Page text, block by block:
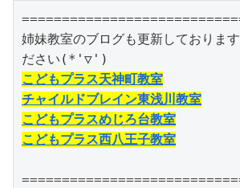
姉妹教室のブログも更新しておりま
こどもプラス天神町教室
チャイルドブレイン東浅川教室
こどもプラスめじろ台教室
こどもプラス西八王子教室